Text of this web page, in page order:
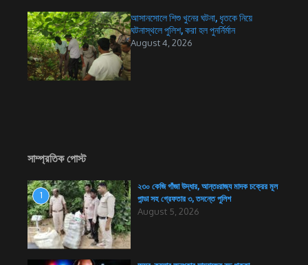
আসানসোলে শিশু খুনের ঘটনা, ধৃতকে নিয়ে
ঘটনাস্থলে পুলিশ, করা হল পুনর্নির্মান
August 4, 2026
সাম্প্রতিক পোস্ট
1
২৩০ কেজি গাঁজা উদ্ধার, আন্তঃরাজ্য মাদক চক্রের মূল
পান্ডা সহ গ্রেফতার ৩, তদন্তে পুলিশ
August 5, 2026